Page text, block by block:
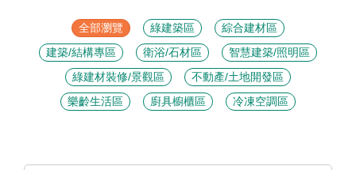
全部瀏覽 綠建築區
綜合建材區
建築/結構專區
衛浴/石材區
智慧建築/照明區
綠建材裝修/景觀區
不動產/土地開發區
樂齡生活區
廚具櫥櫃區 冷凍空調區